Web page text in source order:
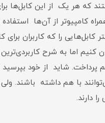
که هر یک از این کابل‌ها
کامپیوتر از آن‌ها
کابل‌هایی را که کاربران برای
کنیم اما به شرح
شاید از خود بپرسید
با هم داشته باشند.
دارند.